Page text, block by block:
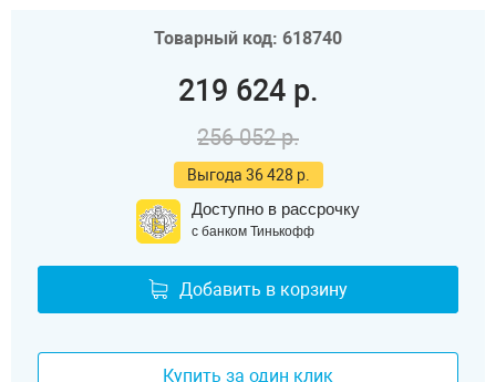
Товарный код: 618740
219 624 р.
256 052 р.
Выгода 36 428 р.
Доступно в рассрочку
с банком Тинькофф
Добавить в корзину
Купить за один клик